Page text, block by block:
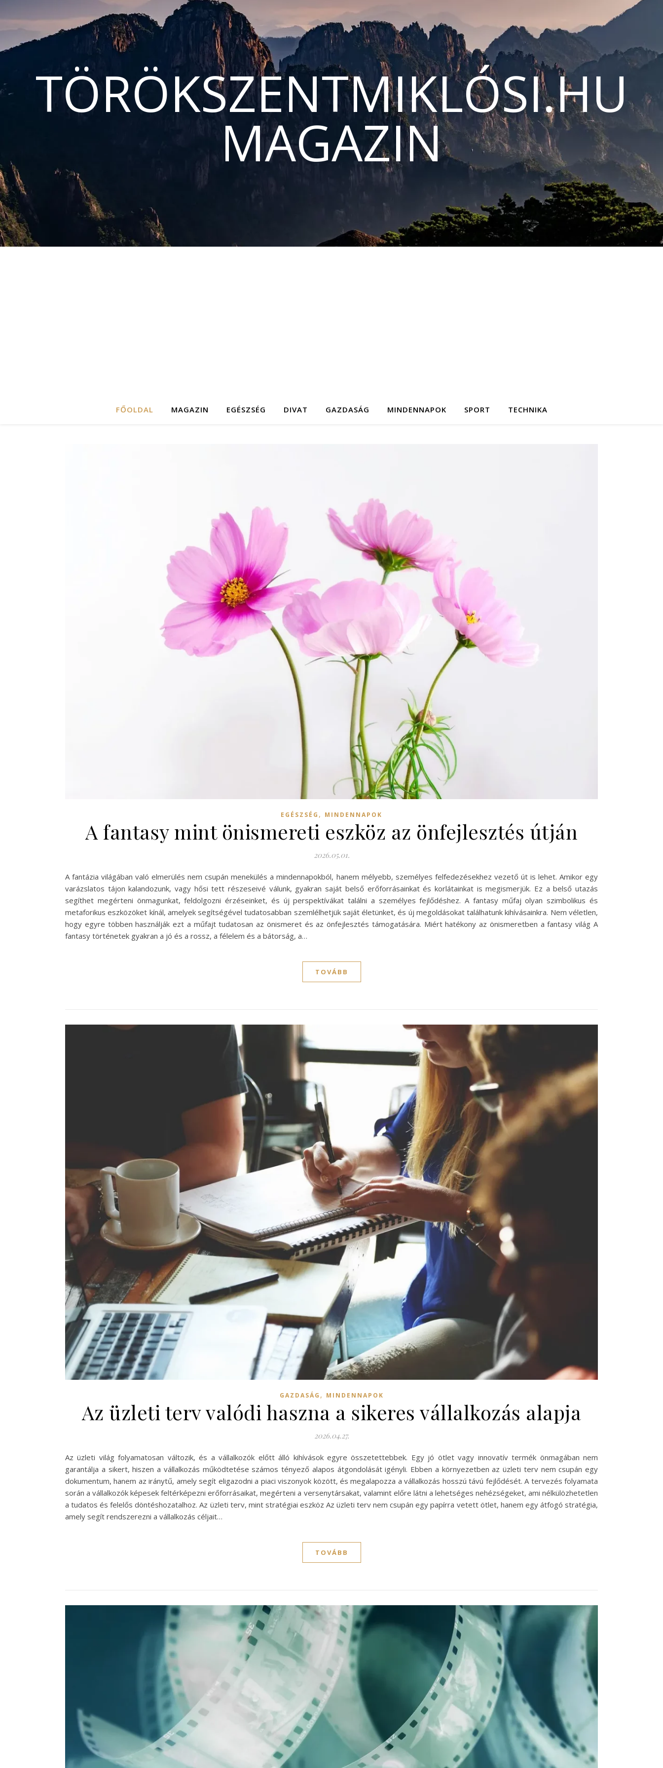
TÖRÖKSZENTMIKLÓSI.HU
MAGAZIN
FŐOLDAL MAGAZIN EGÉSZSÉG DIVAT GAZDASÁG MINDENNAPOK SPORT TECHNIKA
EGÉSZSÉG , MINDENNAPOK
A fantasy mint önismereti eszköz az önfejlesztés útján
2026.05.01.
A fantázia világában való elmerülés nem csupán menekülés a mindennapokból, hanem mélyebb, személyes felfedezésekhez vezető út is lehet. Amikor egy
varázslatos tájon kalandozunk, vagy hősi tett részeseivé válunk, gyakran saját belső erőforrásainkat és korlátainkat is megismerjük. Ez a belső utazás
segíthet megérteni önmagunkat, feldolgozni érzéseinket, és új perspektívákat találni a személyes fejlődéshez. A fantasy műfaj olyan szimbolikus és
metaforikus eszközöket kínál, amelyek segítségével tudatosabban szemlélhetjük saját életünket, és új megoldásokat találhatunk kihívásainkra. Nem véletlen,
hogy egyre többen használják ezt a műfajt tudatosan az önismeret és az önfejlesztés támogatására. Miért hatékony az önismeretben a fantasy világ A
fantasy történetek gyakran a jó és a rossz, a félelem és a bátorság, a…
TOVÁBB
GAZDASÁG , MINDENNAPOK
Az üzleti terv valódi haszna a sikeres vállalkozás alapja
2026.04.27.
Az üzleti világ folyamatosan változik, és a vállalkozók előtt álló kihívások egyre összetettebbek. Egy jó ötlet vagy innovatív termék önmagában nem
garantálja a sikert, hiszen a vállalkozás működtetése számos tényező alapos átgondolását igényli. Ebben a környezetben az üzleti terv nem csupán egy
dokumentum, hanem az iránytű, amely segít eligazodni a piaci viszonyok között, és megalapozza a vállalkozás hosszú távú fejlődését. A tervezés folyamata
során a vállalkozók képesek feltérképezni erőforrásaikat, megérteni a versenytársakat, valamint előre látni a lehetséges nehézségeket, ami nélkülözhetetlen
a tudatos és felelős döntéshozatalhoz. Az üzleti terv, mint stratégiai eszköz Az üzleti terv nem csupán egy papírra vetett ötlet, hanem egy átfogó stratégia,
amely segít rendszerezni a vállalkozás céljait…
TOVÁBB